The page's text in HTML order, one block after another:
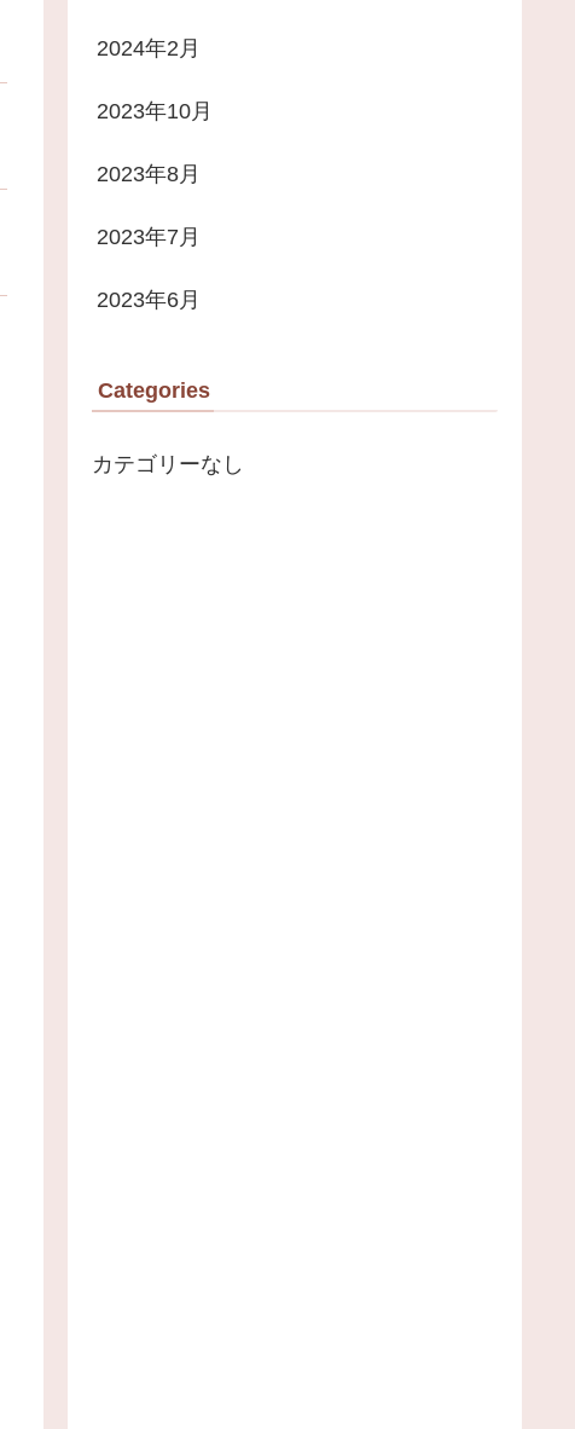
2024年2月
2023年10月
2023年8月
2023年7月
2023年6月
Categories
カテゴリーなし